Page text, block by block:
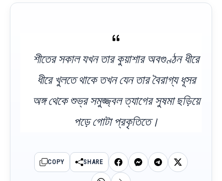
শীতের সকাল যখন তার কুয়াশার অবগুণ্ঠন ধীরে
ধীরে খুলতে থাকে তখন যেন তার বৈরাগ্য ধূসর
অঙ্গ থেকে শুভ্র সমুজ্জ্বল ত্যাগের সুষমা ছড়িয়ে
পড়ে গোটা প্রকৃতিতে।
COPY SHARE